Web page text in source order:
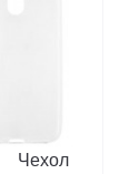
Чехол